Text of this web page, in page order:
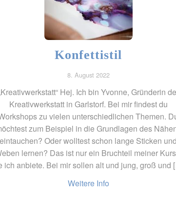
Konfettistil
8. August 2022
Hej. Ich bin Yvonne, Gründerin
Kreativwerkstatt in Garlstorf. Bei mir findest du
zu vielen unterschiedlichen Themen.
zum Beispiel in die Grundlagen des
eintauchen? Oder wolltest schon lange Sticken
lernen? Das ist nur ein Bruchteil meiner
ich anbiete. Bei mir sollen alt und jung, groß und
Weitere Info